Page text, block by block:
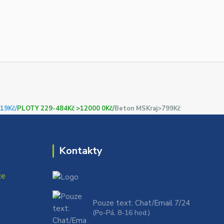
PLOTY 229-484Kč >12000 0Kč/Beton MSKraj>799Kč
Kontakty
Pouze text: Chat/Email 7/24
(Po-Pá, 8-16 hod.)